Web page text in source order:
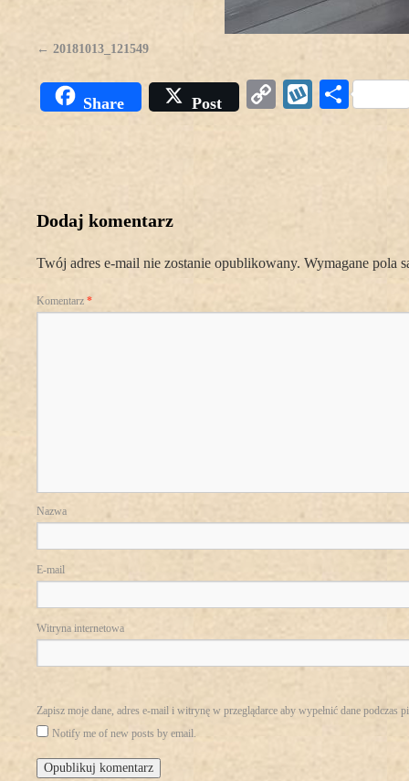
20181013_121549
Share Post
CopyWykop
Dodaj komentarz
Twój adres e-mail nie zostanie opublikowany. Wymagane pola
Komentarz *
Nazwa
E-mail
Witryna internetowa
Zapisz moje dane, adres e-mail i witrynę w przeglądarce aby wypełnić dane podczas
Notify me of new posts by email.